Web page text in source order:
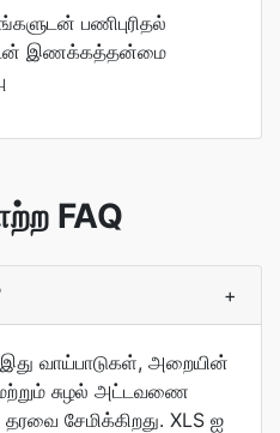
பணிபுரிதல்
இணக்கத்தன்மை
FAQ
+
இது வாய்பாடுகள், அறையின்
சுழல் அட்டவணை
சேமிக்கிறது. XLS ஐ